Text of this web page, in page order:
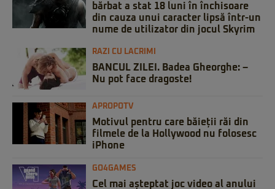
bărbat a stat 18 luni în închisoare
din cauza unui caracter lipsă într-un
nume de utilizator din jocul Skyrim
RAZI CU LACRIMI
BANCUL ZILEI. Badea Gheorghe: –
Nu pot face dragoste!
APROPOTV
Motivul pentru care băieții răi din
filmele de la Hollywood nu folosesc
iPhone
GO4GAMES
Cel mai așteptat joc video al anului